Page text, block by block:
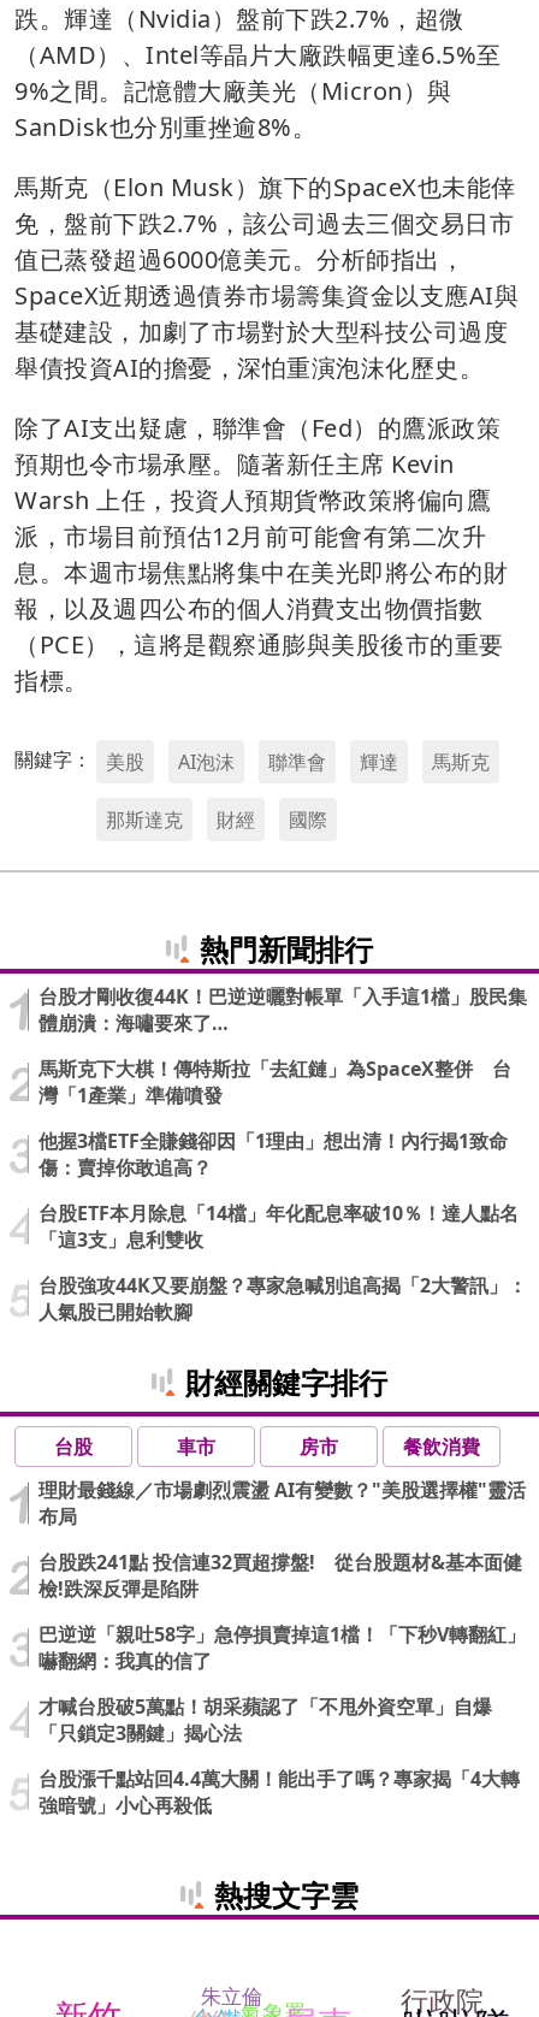
跌。輝達（Nvidia）盤前下跌2.7%，超微
（AMD）、Intel等晶片大廠跌幅更達6.5%至
9%之間。記憶體大廠美光（Micron）與
SanDisk也分別重挫逾8%。
馬斯克（Elon Musk）旗下的SpaceX也未能倖
免，盤前下跌2.7%，該公司過去三個交易日市
值已蒸發超過6000億美元。分析師指出，
SpaceX近期透過債券市場籌集資金以支應AI與
基礎建設，加劇了市場對於大型科技公司過度
舉債投資AI的擔憂，深怕重演泡沫化歷史。
除了AI支出疑慮，聯準會（Fed）的鷹派政策
預期也令市場承壓。隨著新任主席 Kevin
Warsh 上任，投資人預期貨幣政策將偏向鷹
派，市場目前預估12月前可能會有第二次升
息。本週市場焦點將集中在美光即將公布的財
報，以及週四公布的個人消費支出物價指數
（PCE），這將是觀察通膨與美股後市的重要
指標。
關鍵字： 美股 AI泡沫 聯準會 輝達 馬斯克
那斯達克 財經 國際
熱門新聞排行
台股才剛收復44K！巴逆逆曬對帳單「入手這1檔」股民集
體崩潰：海嘯要來了…
馬斯克下大棋！傳特斯拉「去紅鏈」為SpaceX整併 台
灣「1產業」準備噴發
他握3檔ETF全賺錢卻因「1理由」想出清！內行揭1致命
傷：賣掉你敢追高？
台股ETF本月除息「14檔」年化配息率破10％！達人點名
「這3支」息利雙收
台股強攻44K又要崩盤？專家急喊別追高揭「2大警訊」：
人氣股已開始軟腳
財經關鍵字排行
台股 車市 房市
餐飲消費
理財最錢線／市場劇烈震盪 AI有變數？"美股選擇權"靈活
布局
台股跌241點 投信連32買超撐盤! 從台股題材&基本面健
檢!跌深反彈是陷阱
巴逆逆「親吐58字」急停損賣掉這1檔！「下秒V轉翻紅」
嚇翻網：我真的信了
才喊台股破5萬點！胡采蘋認了「不甩外資空單」自爆
「只鎖定3關鍵」揭心法
台股漲千點站回4.4萬大關！能出手了嗎？專家揭「4大轉
強暗號」小心再殺低
熱搜文字雲
行政院
朱立倫